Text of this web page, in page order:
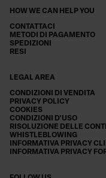
HOW WE CAN HELP YOU
CONTATTACI
METODI DI PAGAMENTO
SPEDIZIONI
RESI
LEGAL AREA
CONDIZIONI DI VENDITA
PRIVACY POLICY
COOKIES
CONDIZIONI D'USO
RISOLUZIONE DELLE
WHISTLEBLOWING
INFORMATIVA PRIVACY
INFORMATIVA PRIVACY